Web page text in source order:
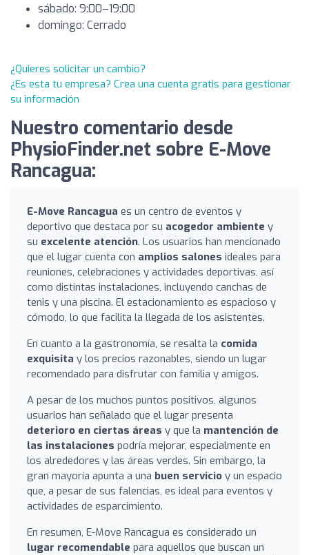
sábado: 9:00–19:00
domingo: Cerrado
¿Quieres solicitar un cambio?
¿Es esta tu empresa? Crea una cuenta gratis para gestionar
su información
Nuestro comentario desde
PhysioFinder.net sobre E-Move
Rancagua:
E-Move Rancagua es un centro de eventos y
deportivo que destaca por su acogedor ambiente y
su excelente atención. Los usuarios han mencionado
que el lugar cuenta con amplios salones ideales para
reuniones, celebraciones y actividades deportivas, así
como distintas instalaciones, incluyendo canchas de
tenis y una piscina. El estacionamiento es espacioso y
cómodo, lo que facilita la llegada de los asistentes.
En cuanto a la gastronomía, se resalta la comida
exquisita y los precios razonables, siendo un lugar
recomendado para disfrutar con familia y amigos.
A pesar de los muchos puntos positivos, algunos
usuarios han señalado que el lugar presenta
deterioro en ciertas áreas y que la mantención de
las instalaciones podría mejorar, especialmente en
los alrededores y las áreas verdes. Sin embargo, la
gran mayoría apunta a una buen servicio y un espacio
que, a pesar de sus falencias, es ideal para eventos y
actividades de esparcimiento.
En resumen, E-Move Rancagua es considerado un
lugar recomendable para aquellos que buscan un